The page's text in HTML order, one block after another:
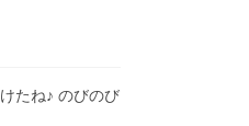
たね♪ のびのび